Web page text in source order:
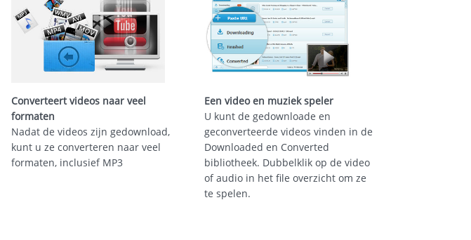
Converteert videos naar veel
formaten
Nadat de videos zijn gedownload,
kunt u ze converteren naar veel
formaten, inclusief MP3
Een video en muziek speler
U kunt de gedownloade en
geconverteerde videos vinden in de
Downloaded en Converted
bibliotheek. Dubbelklik op de video
of audio in het file overzicht om ze
te spelen.